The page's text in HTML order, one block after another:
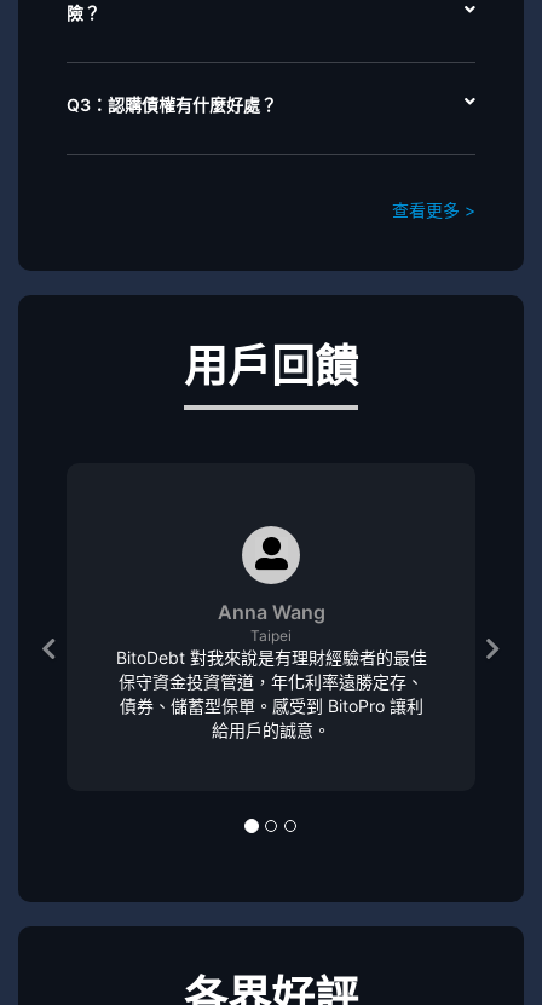
險？
Q3：認購債權有什麼好處？
查看更多 >
用戶回饋
Anna Wang
Taipei
BitoDebt 對我來說是有理財經驗者的最佳
保守資金投資管道，年化利率遠勝定存、
債券、儲蓄型保單。感受到 BitoPro 讓利
給用戶的誠意。